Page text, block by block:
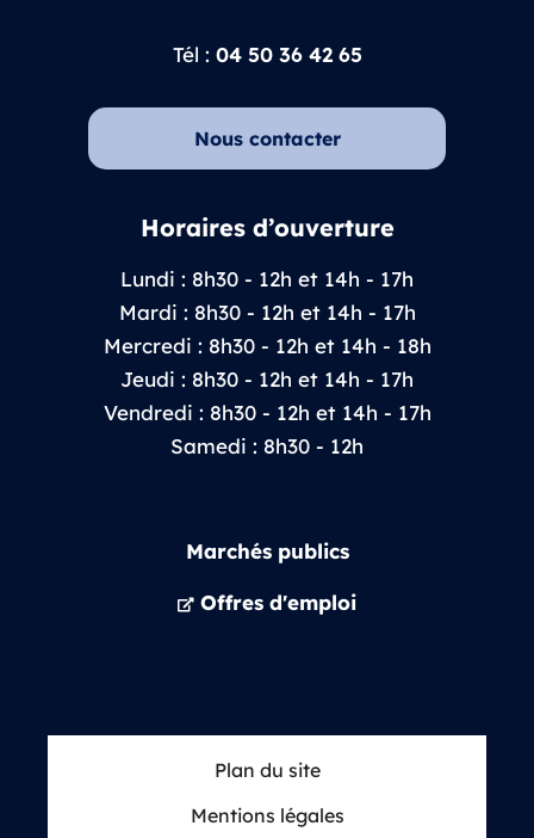
Tél : 04 50 36 42 65
Nous contacter
Horaires d’ouverture
Lundi : 8h30 - 12h et 14h - 17h
Mardi : 8h30 - 12h et 14h - 17h
Mercredi : 8h30 - 12h et 14h - 18h
Jeudi : 8h30 - 12h et 14h - 17h
Vendredi : 8h30 - 12h et 14h - 17h
Samedi : 8h30 - 12h
Marchés publics
Offres d'emploi
Plan du site
Mentions légales